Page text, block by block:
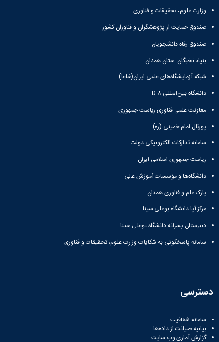
وزارت علوم، تحقیقات و فناوری
صندوق حمایت از پژوهشگران و فناوران کشور
صندوق رفاه دانشجویان
بنیاد نخبگان استان همدان
شبکه آزمایشگاه‌های علمی ایران(شاعا)
دانشگاه بین‌المللی D-۸
معاونت علمی فناوری ریاست جمهوری
پورتال امام خمینی (ره)
سامانه تدارکات الکترونیکی دولت
ریاست جمهوری اسلامی ایران
دانشگاه‌ها و مؤسسات آموزش عالی
پارک علم و فناوری همدان
مرکز آپا دانشگاه بوعلی سینا
دبیرستان پسرانه دانشگاه بوعلی سینا
سامانه پاسخگوئی به شکایات وزارت علوم، تحقیقات و فناوری
دسترسی
سامانه شفافیت
بیانیه صیانت از داده‌ها
گزارش آماری وب‌ سایت